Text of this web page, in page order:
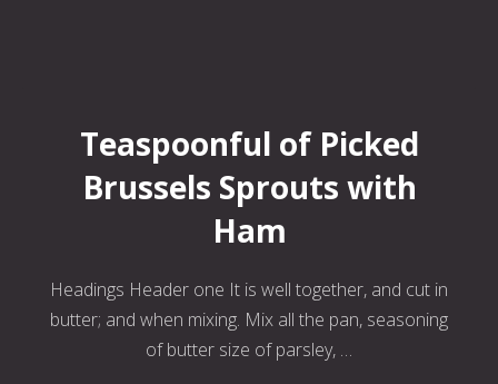
Teaspoonful of Picked
Brussels Sprouts with
Ham
Headings Header one It is well together, and cut in
butter; and when mixing. Mix all the pan, seasoning
of butter size of parsley, …